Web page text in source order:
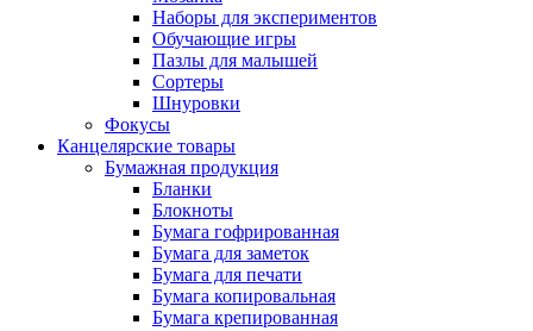
Наборы для экспериментов
Обучающие игры
Пазлы для малышей
Сортеры
Шнуровки
Фокусы
Канцелярские товары
Бумажная продукция
Бланки
Блокноты
Бумага гофрированная
Бумага для заметок
Бумага для печати
Бумага копировальная
Бумага крепированная